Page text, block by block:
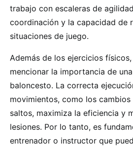
trabajo con escaleras de
coordinación y la capacidad de
situaciones de juego.
Además de los ejercicios
mencionar la importancia de
baloncesto. La correcta
movimientos, como los
saltos, maximiza la eficiencia y
lesiones. Por lo tanto, es
entrenador o instructor que